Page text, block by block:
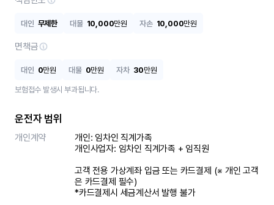
대인 무제한 대물 10,000만원 자손 10,000만원
면책금
대인 0만원 대물 0만원 자차 30만원
보험접수 발생시 부과됩니다.
운전자 범위
개인계약
개인: 임차인 직계가족
개인사업자: 임차인 직계가족 + 임직원
고객 전용 가상계좌 입금 또는 카드결제 (※ 개인 고객
은 카드결제 필수)
*카드결제시 세금계산서 발행 불가